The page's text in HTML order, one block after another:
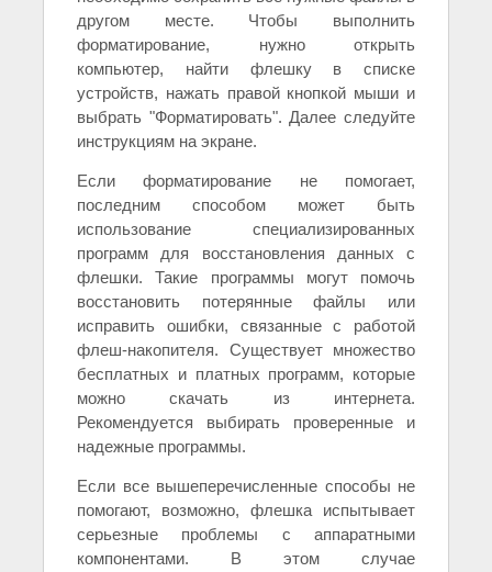
другом месте. Чтобы выполнить
форматирование, нужно открыть
компьютер, найти флешку в списке
устройств, нажать правой кнопкой мыши и
выбрать "Форматировать". Далее следуйте
инструкциям на экране.
Если форматирование не помогает,
последним способом может быть
использование специализированных
программ для восстановления данных с
флешки. Такие программы могут помочь
восстановить потерянные файлы или
исправить ошибки, связанные с работой
флеш-накопителя. Существует множество
бесплатных и платных программ, которые
можно скачать из интернета.
Рекомендуется выбирать проверенные и
надежные программы.
Если все вышеперечисленные способы не
помогают, возможно, флешка испытывает
серьезные проблемы с аппаратными
компонентами. В этом случае